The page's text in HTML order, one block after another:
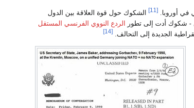
[11]
الشكوك حول قوة العلاقة بين الدول
- شكوك أدت إلى تطور الردع النووي الفرنسي المستقل
[14]